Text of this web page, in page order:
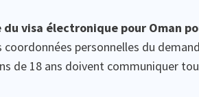
visa électronique pour Oman
personnelles du
de 18 ans doivent communiquer